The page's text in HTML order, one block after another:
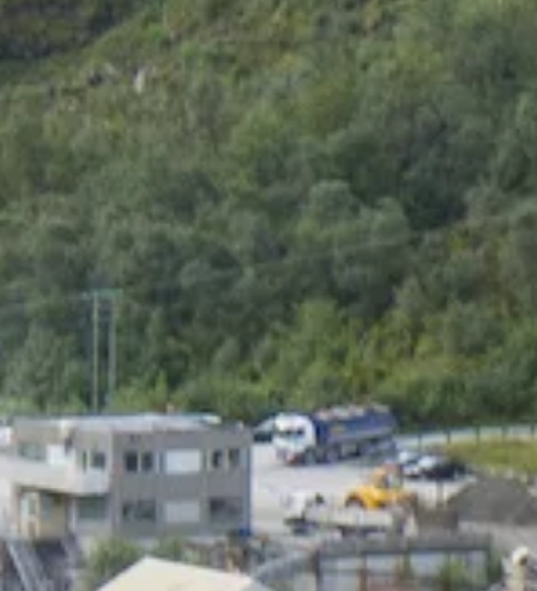
CONTACT